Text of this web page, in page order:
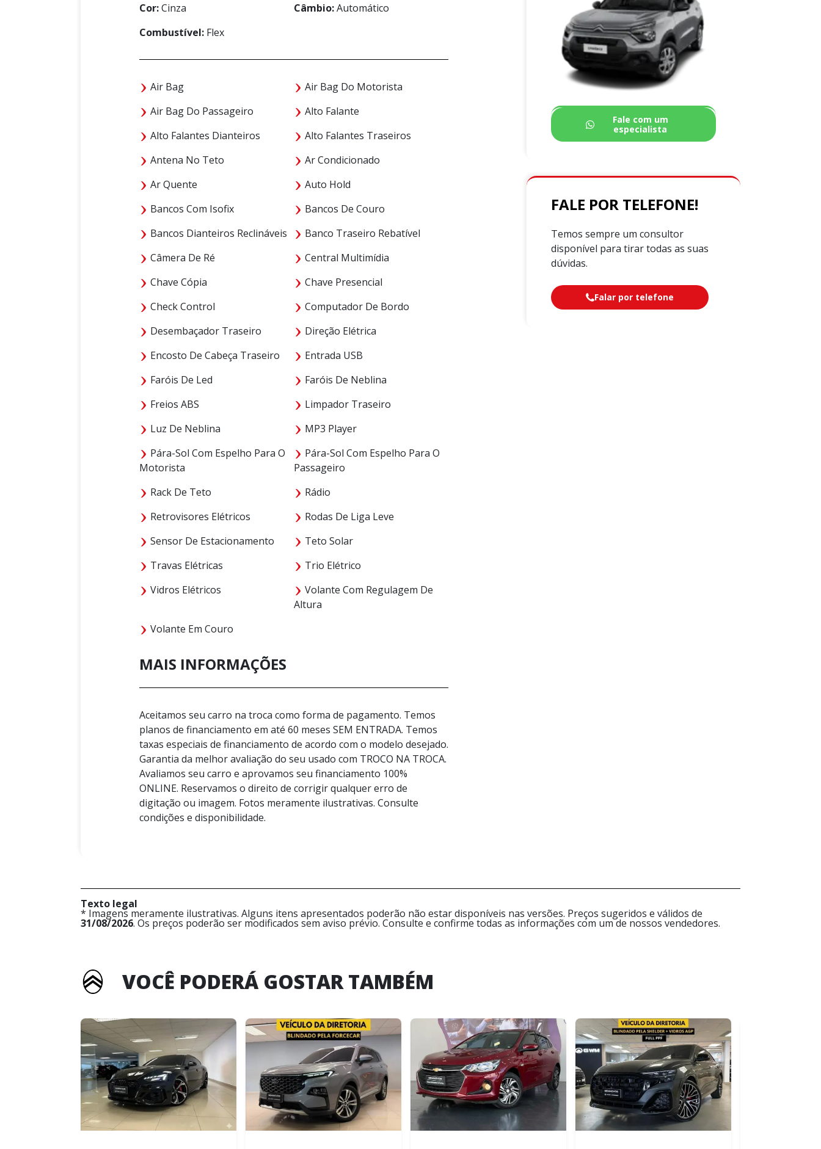
Cor:Cinza Câmbio:Automático
Combustível: Flex
Air Bag
Air Bag Do Motorista
Air Bag Do Passageiro
Alto Falante
Alto Falantes Dianteiros
Alto Falantes Traseiros
Antena No Teto
Ar Condicionado
Ar Quente
Auto Hold
Bancos Com Isofix
Bancos De Couro
Bancos Dianteiros Reclináveis
Banco Traseiro Rebatível
Câmera De Ré
Central Multimídia
Chave Cópia
Chave Presencial
Check Control
Computador De Bordo
Desembaçador Traseiro
Direção Elétrica
Encosto De Cabeça Traseiro
Entrada USB
Faróis De Led
Faróis De Neblina
Freios ABS
Limpador Traseiro
Luz De Neblina
MP3 Player
Pára-Sol Com Espelho Para O
Motorista
Pára-Sol Com Espelho Para O
Passageiro
Rack De Teto
Rádio
Retrovisores Elétricos
Rodas De Liga Leve
Sensor De Estacionamento
Teto Solar
Travas Elétricas
Trio Elétrico
Vidros Elétricos
Volante Com Regulagem De
Altura
Volante Em Couro
MAIS INFORMAÇÕES
Aceitamos seu carro na troca como forma de pagamento. Temos
planos de financiamento em até 60 meses SEM ENTRADA. Temos
taxas especiais de financiamento de acordo com o modelo desejado.
Garantia da melhor avaliação do seu usado com TROCO NA TROCA.
Avaliamos seu carro e aprovamos seu financiamento 100%
ONLINE. Reservamos o direito de corrigir qualquer erro de
digitação ou imagem. Fotos meramente ilustrativas. Consulte
condições e disponibilidade.
Fale com um
especialista
FALE POR TELEFONE!
Temos sempre um consultor
disponível para tirar todas as suas
dúvidas.
Falar por telefone
Texto legal
* Imagens meramente ilustrativas. Alguns itens apresentados poderão não estar disponíveis nas versões. Preços sugeridos e válidos de
31/08/2026. Os preços poderão ser modificados sem aviso prévio. Consulte e confirme todas as informações com um de nossos vendedores.
VOCÊ PODERÁ GOSTAR TAMBÉM